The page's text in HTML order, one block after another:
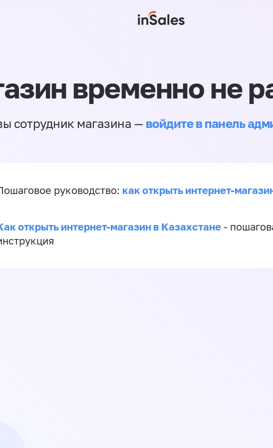
временно не
сотрудник магазина — войдите в панель
руководство: как открыть интернет-
открыть интернет-магазин в Казахстане -